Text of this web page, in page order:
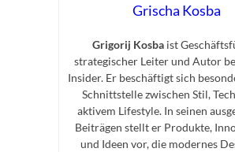
Grischa Kosba
Grigorij Kosbaist
strategischer Leiter und Autor
Insider. Er beschäftigt sich
Schnittstelle zwischen Stil,
aktivem Lifestyle. In seinen
Beiträgen stellt er Produkte,
und Ideen vor, die modernes